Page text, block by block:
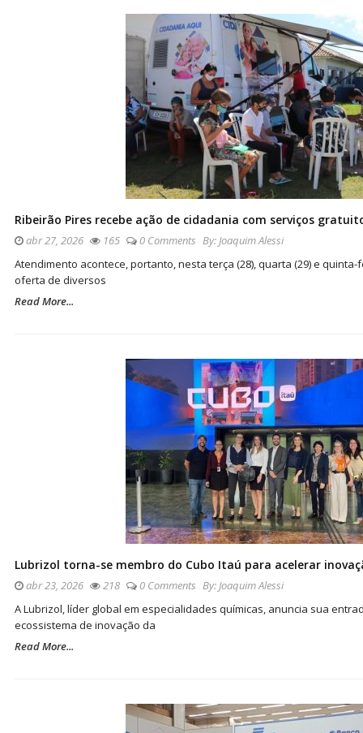
Ribeirão Pires recebe ação de cidadania com serviços
abr 27, 2026 165 0 Comments By: Joaquim Alessi
Atendimento acontece, portanto, nesta terça (28), quarta (29) e quinta-
oferta de diversos
Read More...
Lubrizol torna-se membro do Cubo Itaú para acelerar
abr 23, 2026 218 0 Comments By: Joaquim Alessi
A Lubrizol, líder global em especialidades químicas, anuncia sua
ecossistema de inovação da
Read More...